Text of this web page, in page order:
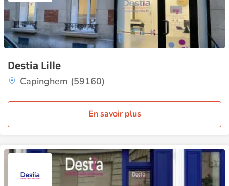
Destia Lille
Capinghem (59160)
En savoir plus